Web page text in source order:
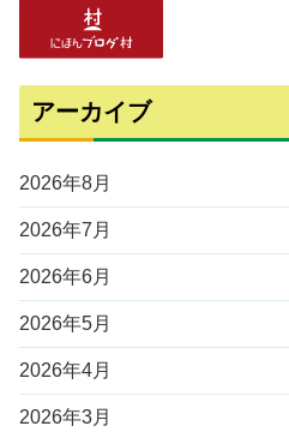
アーカイブ
2026年8月
2026年7月
2026年6月
2026年5月
2026年4月
2026年3月